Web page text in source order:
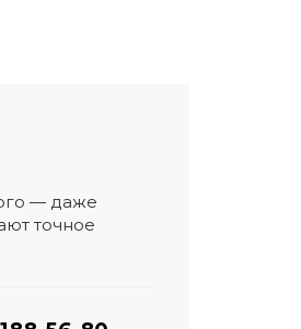
— даже
точное